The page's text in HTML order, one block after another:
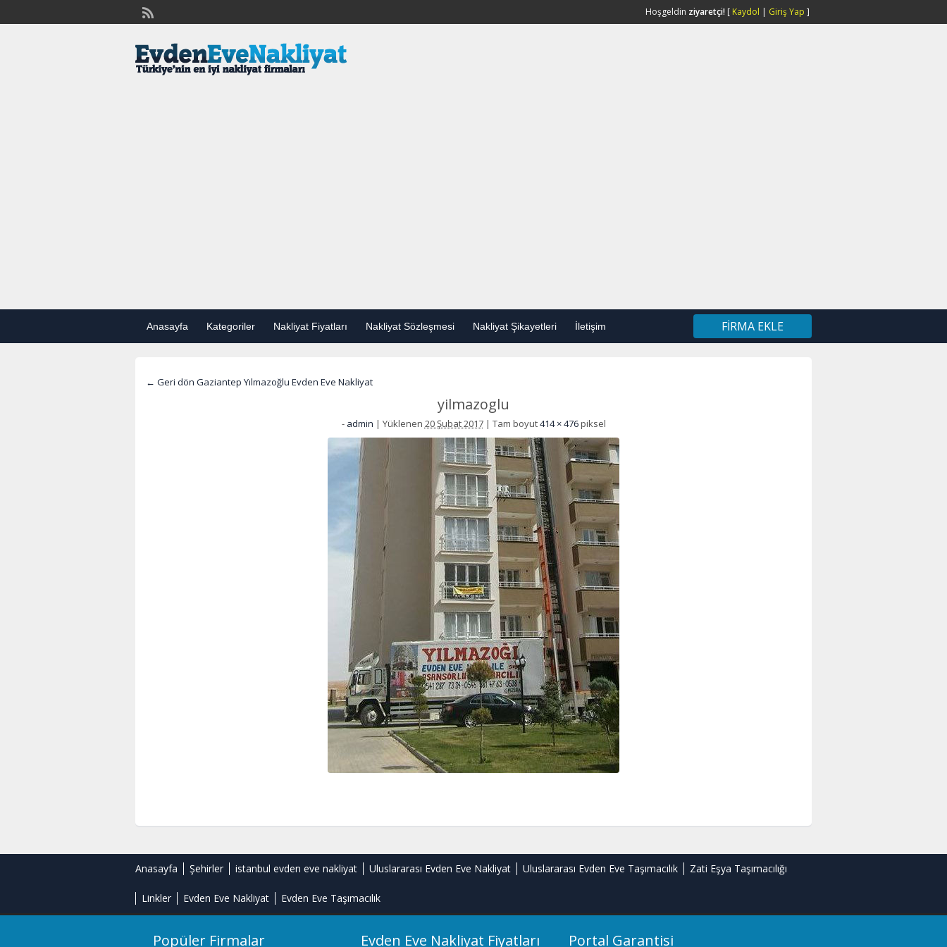
Hoşgeldin ziyaretçi! [ Kaydol | Giriş Yap ]
Anasayfa Kategoriler Nakliyat Fiyatları Nakliyat Sözleşmesi Nakliyat Şikayetleri İletişim FIRMA EKLE
← Geri dön Gaziantep Yılmazoğlu Evden Eve Nakliyat
yilmazoglu
- admin | Yüklenen 20 Şubat 2017 | Tam boyut414 × 476piksel
Anasayfa Şehirler istanbul evden eve nakliyat Uluslararası Evden Eve Nakliyat Uluslararası Evden Eve Taşımacılık Zati Eşya Taşımacılığı
Linkler Evden Eve Nakliyat Evden Eve Taşımacılık
Popüler Firmalar Evden Eve Nakliyat Fiyatları Portal Garantisi